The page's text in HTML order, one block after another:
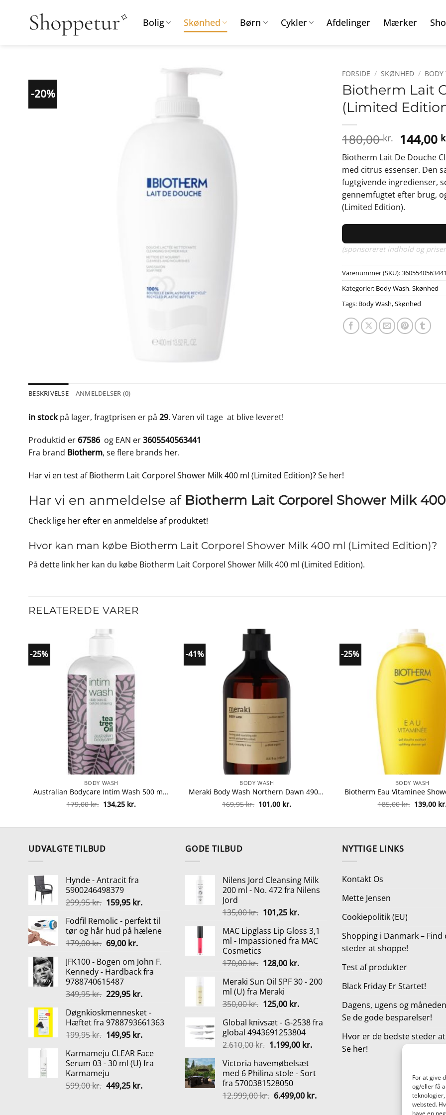
For at give
og/eller få
websted.
Bolig Skønhed Børn Cykler Afdelinger Mærker
-20%
FORSIDE / SKØNHED / BODY
Biotherm Lait
(Limited
180,00kr. Den
pris
var:
180,00
144,00
Biotherm Lait De Douche
med citrus essenser. Den
fugtgivende ingredienser,
gennemfugtet efter brug,
(Limited Edition).
(sponsoreret indhold og
Varenummer (SKU):3605540563441
Kategorier: Body Wash,Skønhed
Tags: Body Wash,Skønhed
BESKRIVELSE ANMELDELSER (0)
in stockpå lager, fragtprisen er på 29. Varen vil tage at blive leveret!
Produktid er67586 og EAN er3605540563441
Fra brand Biotherm, se flere brands her.
Har vi en test af Biotherm Lait Corporel Shower Milk 400 ml (Limited Edition)? Se her!
Har vi en anmeldelse af Biotherm Lait Corporel Shower Milk
Check lige her efter en anmeldelse af produktet!
Hvor kan man købe Biotherm Lait Corporel Shower Milk 400 ml (Limited Edition)?
På dette link her kan du købe Biotherm Lait Corporel Shower Milk 400 ml (Limited Edition).
RELATEREDE VARER
-25%
BODY WASH
Australian Bodycare Intim Wash 500 ml fra Australian Bodycare
179,00kr. Den
oprindelige
134,25 kr.Den
-41%
BODY WASH
Meraki Body Wash Northern Dawn 490 ml fra Meraki
169,95kr. Den
oprindelige
101,00 kr.
-25%
BODY WASH
185,00kr. Den
139,00
UDVALGTE TILBUD
Hynde - Antracit fra
5900246498379
299,95kr. Den
pris
var:
299,95 kr..
159,95 kr.Den
pris
er:
Fodfil Remolic - perfekt til
tør og hår hud på hælene
179,00kr. Den
pris
var:
179,00 kr..
69,00 kr.Den
pris
er:
JFK100 - Bogen om John F.
Kennedy - Hardback fra
9788740615487
349,95kr. Den
pris
var:
349,95 kr..
229,95 kr.Den
pris
er:
229,95 kr..
Døgnkioskmennesket -
Hæftet fra 9788793661363
199,95kr. Den
pris
var:
199,95 kr..
149,95 kr.Den
pris
er:
Karmameju CLEAR Face
Serum 03 - 30 ml (U) fra
Karmameju
599,00kr. Den
449,25 kr.Den
GODE TILBUD
Nilens Jord Cleansing Milk
200 ml - No. 472 fra Nilens
Jord
135,00kr. Den
pris
var:
101,25 kr.Den
pris
er:
MAC Lipglass Lip Gloss 3,1
ml - Impassioned fra MAC
Cosmetics
170,00kr. Den
pris
var:
170,00 kr..
128,00 kr.Den
pris
128,00 kr..
Meraki Sun Oil SPF 30 - 200
ml (U) fra Meraki
350,00kr. Den
pris
var:
350,00 kr..
125,00 kr.Den
pris
er:
125,00 kr..
Global knivsæt - G-2538 fra
global 4943691253804
2.610,00kr. Den
pris
var:
2.610,00 kr..
1.199,00 kr.Den
er:
Victoria havemøbelsæt
med 6 Philina stole - Sort
fra 5700381528050
12.999,00kr. Den
6.499,00 kr.Den
NYTTIGE LINKS
Kontakt Os
Mette Jensen
Cookiepolitik (EU)
Shopping i Danmark – Find
steder at shoppe!
Test af produkter
Black Friday Er Startet!
Dagens, ugens og
Se de gode besparelser!
Hvor er de bedste steder
Se her!